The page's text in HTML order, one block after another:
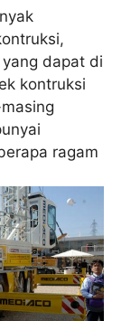
dapat di
kontruksi
ragam